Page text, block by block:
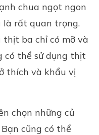
chua ngọt ngon
là rất quan trọng.
ba chỉ có mỡ và
có thể sử dụng thịt
thích và khẩu vị
chọn những củ
cũng có thể